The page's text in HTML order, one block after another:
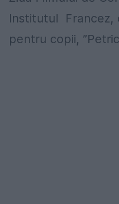
Institutul Francez,
pentru copii,